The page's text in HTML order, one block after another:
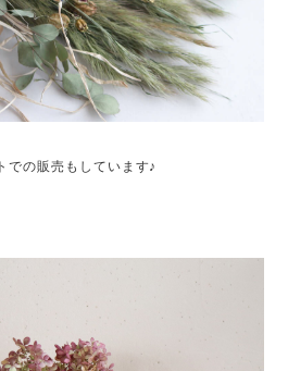
での販売もしています♪